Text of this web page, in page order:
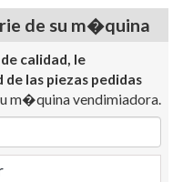
de su m�quina
calidad, le
las piezas pedidas
m�quina vendimiadora.